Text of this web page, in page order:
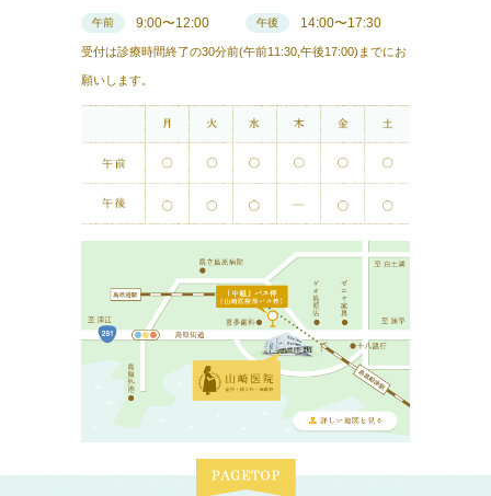
午前 9:00〜12:00 午後 14:00〜17:30
受付は診療時間終了の30分前(午前11:30,午後17:00)までにお
願いします。